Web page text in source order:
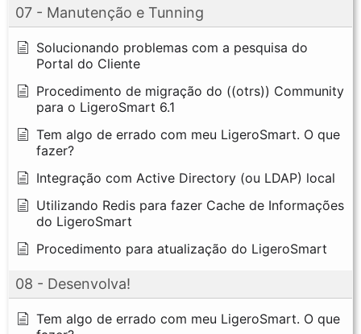
07 - Manutenção e Tunning
Solucionando problemas com a pesquisa do
Portal do Cliente
Procedimento de migração do ((otrs)) Community
para o LigeroSmart 6.1
Tem algo de errado com meu LigeroSmart. O que
fazer?
Integração com Active Directory (ou LDAP) local
Utilizando Redis para fazer Cache de Informações
do LigeroSmart
Procedimento para atualização do LigeroSmart
08 - Desenvolva!
Tem algo de errado com meu LigeroSmart. O que